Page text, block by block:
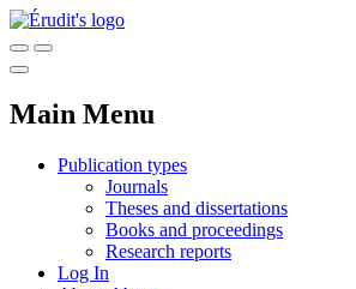
Main Menu
Publication types
Journals
Theses and dissertations
Books and proceedings
Research reports
Log In